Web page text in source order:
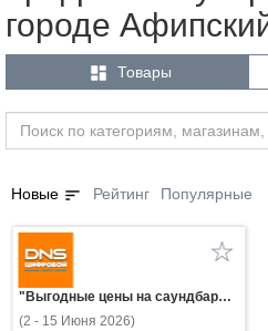
городе
 Товары
Новые sort Рейтинг Популярные
"Выгодные цены на саундбары TCL!"
(2 - 15 Июня 2026)